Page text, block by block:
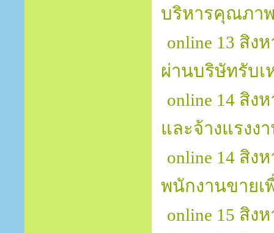
บริหารคุณภา
online 13 สิง
ผ่านบริษัทรับเ
online 14 สิง
และจ้างแรงง
online 14 สิ
พนักงานขายเ
online 15 สิง